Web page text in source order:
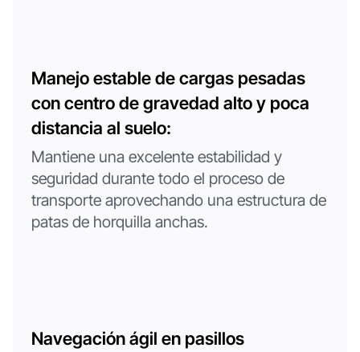
Manejo estable de cargas pesadas
con centro de gravedad alto y poca
distancia al suelo:
Mantiene una excelente estabilidad y
seguridad durante todo el proceso de
transporte aprovechando una estructura de
patas de horquilla anchas.
Navegación ágil en pasillos